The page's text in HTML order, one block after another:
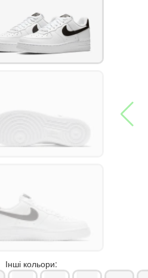
Інші кольори: